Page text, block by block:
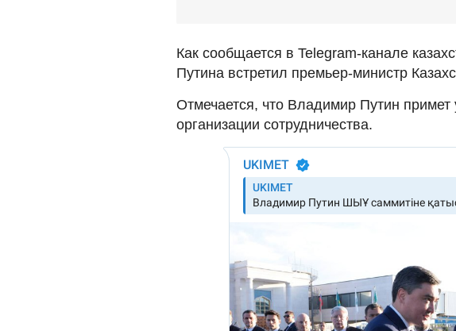
Как сообщается в Telegram-канале
Путина встретил премьер-министр
Отмечается, что Владимир Путин
организации сотрудничества.